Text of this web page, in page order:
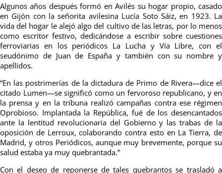
Algunos años después formó en Avilés su hogar propio, casado
en Gijón con la señorita avilesina Lucía Soto Sáiz, en 1923. La
vida del hogar le alejó algo del cultivo de las letras, por lo menos
como escritor festivo, dedicándose a escribir sobre cuestiones
ferroviarias en los periódicos La Lucha y Vía Libre, con el
seudónimo de Juan de España y también con su nombre y
apellidos.
“En las postrimerías de la dictadura de Primo de Rivera—dice el
citado Lumen—se significó como un fervoroso republicano, y en
la prensa y en la tribuna realizó campañas contra ese régimen
Oprobioso. Implantada la República, fué de los desencantados
ante la lentitud revolucionaria del Gobierno y las trabas de la
oposición de Lerroux, colaborando contra esto en La Tierra, de
Madrid, y otros Periódicos, aunque muy brevemente, porque su
salud estaba ya muy quebrantada.”
Con el deseo de reponerse de tales quebrantos se trasladó a